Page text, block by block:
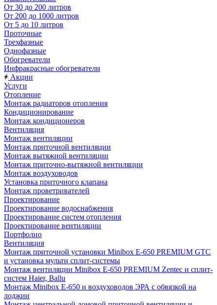
От 30 до 200 литров
От 200 до 1000 литров
От 5 до 10 литров
Проточные
Трехфазные
Однофазные
Обогреватели
Инфракрасные обогреватели
Акции
Услуги
Отопление
Монтаж радиаторов отопления
Кондиционирование
Монтаж кондиционеров
Вентиляция
Монтаж вентиляции
Монтаж приточной вентиляции
Монтаж вытяжной вентиляции
Монтаж приточно-вытяжной вентиляции
Монтаж воздуховодов
Установка приточного клапана
Монтаж проветривателей
Проектирование
Проектирование водоснабжения
Проектирование систем отопления
Проектирование вентиляции
Портфолио
Вентиляция
Монтаж приточной установки Minibox E-650 PREMIUM GTC
и установка мульти сплит-системы
Монтаж вентиляции Minibox E-650 PREMIUM Zentec и сплит-
систем Haier, Ballu
Монтаж Minibox E-650 и воздуховодов ЭРА с обвязкой на
лоджии